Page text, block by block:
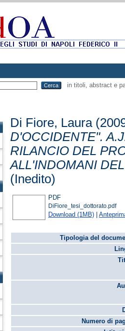
in titoli, abstract e
Di Fiore, Laura
D'OCCIDENTE".
RILANCIO DEL
ALL'INDOMANI
(Inedito)
PDF
DiFiore_tesi_dottorato.pdf
Download (1MB) |
Tipologia del
Numero di